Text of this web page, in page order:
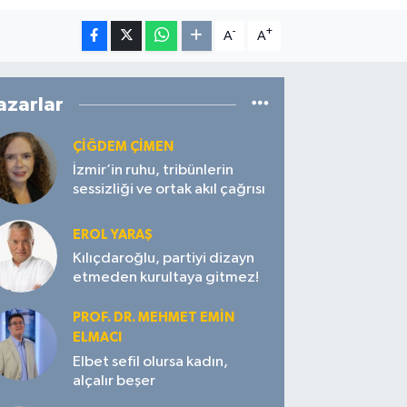
A- A+
ÇIĞDEM ÇIMEN
İzmir’in ruhu, tribünlerin
sessizliği ve ortak akıl çağrısı
EROL YARAŞ
Kılıçdaroğlu, partiyi dizayn
etmeden kurultaya gitmez!
PROF. DR. MEHMET EMIN
ELMACI
Elbet sefil olursa kadın,
alçalır beşer